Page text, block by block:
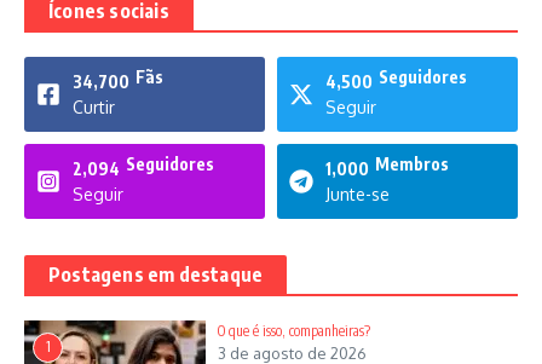
Ícones sociais
34,700 Fãs
Curtir
4,500 Seguidores
Seguir
2,094 Seguidores
Seguir
1,000 Membros
Junte-se
Postagens em destaque
1
O que é isso, companheiras?
3 de agosto de 2026